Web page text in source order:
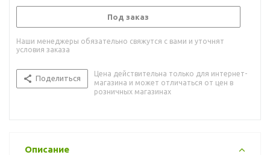
Под заказ
Наши менеджеры обязательно свяжутся с вами и уточнят
условия заказа
Поделиться
Цена действительна только для интернет-
магазина и может отличаться от цен в
розничных магазинах
Описание